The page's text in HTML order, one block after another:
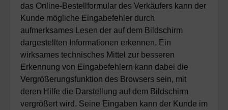
das Online-Bestellformular des Verkäufers kann der
Kunde mögliche Eingabefehler durch
aufmerksames Lesen der auf dem Bildschirm
dargestellten Informationen erkennen. Ein
wirksames technisches Mittel zur besseren
Erkennung von Eingabefehlern kann dabei die
Vergrößerungsfunktion des Browsers sein, mit
deren Hilfe die Darstellung auf dem Bildschirm
vergrößert wird. Seine Eingaben kann der Kunde im